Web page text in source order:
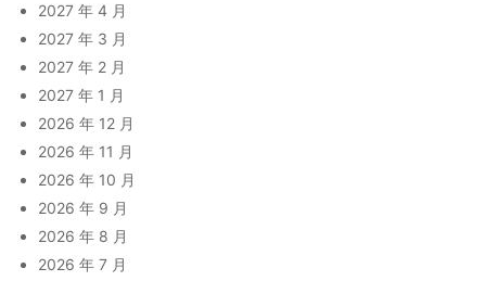
2027 年 4 月
2027 年 3 月
2027 年 2 月
2027 年 1 月
2026 年 12 月
2026 年 11 月
2026 年 10 月
2026 年 9 月
2026 年 8 月
2026 年 7 月